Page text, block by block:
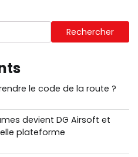
Rechercher
le code de la route ?
devient DG Airsoft et
plateforme